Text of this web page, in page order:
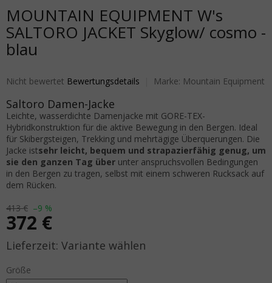
MOUNTAIN EQUIPMENT W's
SALTORO JACKET Skyglow/ cosmo -
blau
Die durchschnittliche Produktbewertung ist 0,0 von 5 Sternen.
Nicht bewertet Bewertungsdetails Marke: Mountain Equipment
413 € –9 %
372 €
Verkaufspreis: Variante wählen
Größe
Saltoro Damen-Jacke
Leichte, wasserdichte Damenjacke mit GORE-TEX-
Hybridkonstruktion für die aktive Bewegung in den Bergen. Ideal
für Skibergsteigen, Trekking und mehrtägige Überquerungen. Die
Jacke istsehr leicht, bequem und strapazierfähig genug, um
sie den ganzen Tag über unter anspruchsvollen Bedingungen
in den Bergen zu tragen, selbst mit einem schweren Rucksack auf
dem Rücken.